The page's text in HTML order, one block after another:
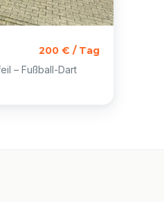
200 € / Tag
– Fußball-Dart